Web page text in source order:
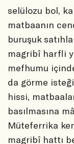
selülozu bol,
matbaanın
buruşuk
magribî harfli
mefhumu
da görme
hissi,
basılmasına
Müteferrika
magribî hattı